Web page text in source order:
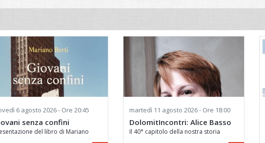
6 agosto 2026 - Ore 20:45
senza confini
del libro di Mariano
martedì 11 agosto 2026 - Ore 18:00
DolomitIncontri: Alice Basso
Il 40° capitolo della nostra storia